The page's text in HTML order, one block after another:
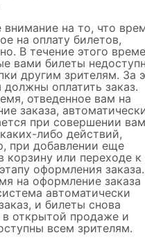
внимание на то, что
на оплату билетов,
В течение этого
вами билеты
другим зрителям. За
оплатить заказ.
отведенное вам на
заказа,
при совершении
либо действий,
при добавлении еще
корзину или переходе к
оформления заказа.
на оформление заказа
автоматически
и билеты снова
в открытой продаже и
всем зрителям.